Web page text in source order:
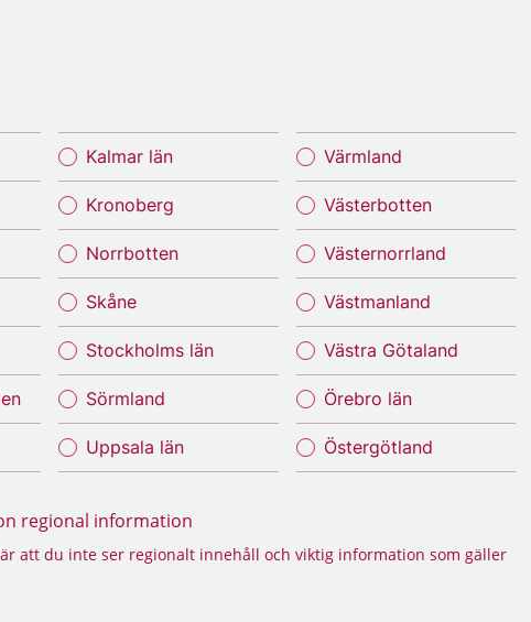
Kalmar län
Kronoberg
Norrbotten
Skåne
Stockholms län
Sörmland
Uppsala län
Värmland
Västerbotten
Västernorrland
Västmanland
Västra Götaland
Örebro län
Östergötland
regional information
att du inte ser regionalt innehåll och viktig information som gäller